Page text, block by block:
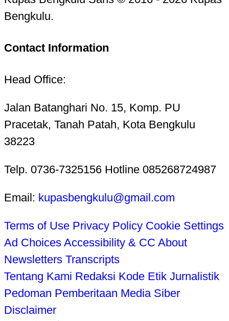
Bengkulu.
Contact Information
Head Office:
Jalan Batanghari No. 15, Komp. PU
Pracetak, Tanah Patah, Kota Bengkulu
38223
Telp. 0736-7325156 Hotline 085268724987
Email: kupasbengkulu@gmail.com
Terms of Use Privacy Policy Cookie Settings
Ad Choices Accessibility & CC About
Newsletters Transcripts
Tentang Kami Redaksi Kode Etik Jurnalistik
Pedoman Pemberitaan Media Siber
Disclaimer